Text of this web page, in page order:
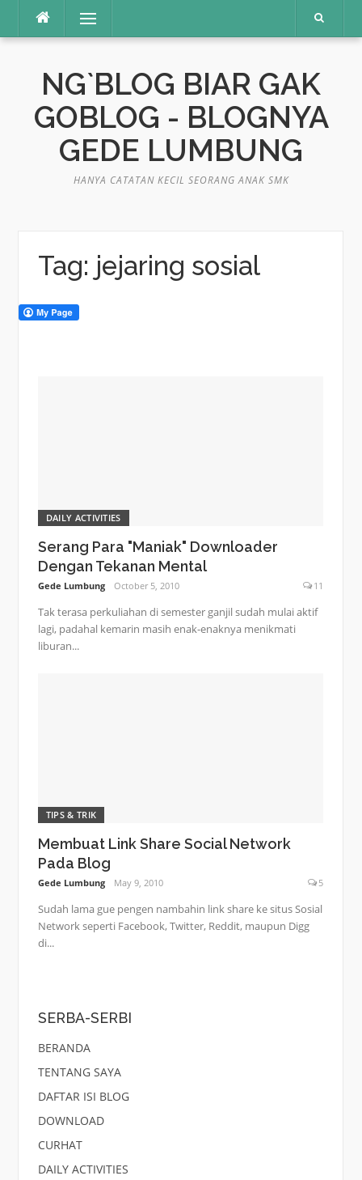
content
Menu
NG`BLOG BIAR GAK
GOBLOG - BLOGNYA
GEDE LUMBUNG
HANYA CATATAN KECIL SEORANG ANAK SMK
Tag: jejaring sosial
DAILY ACTIVITIES
Serang Para "Maniak" Downloader
Dengan Tekanan Mental
Gede Lumbung October 5, 2010 11
Tak terasa perkuliahan di semester ganjil sudah mulai aktif
lagi, padahal kemarin masih enak-enaknya menikmati
liburan...
TIPS & TRIK
Membuat Link Share Social Network
Pada Blog
Gede Lumbung May 9, 2010 5
Sudah lama gue pengen nambahin link share ke situs Sosial
Network seperti Facebook, Twitter, Reddit, maupun Digg
di...
SERBA-SERBI
BERANDA
TENTANG SAYA
DAFTAR ISI BLOG
DOWNLOAD
CURHAT
DAILY ACTIVITIES